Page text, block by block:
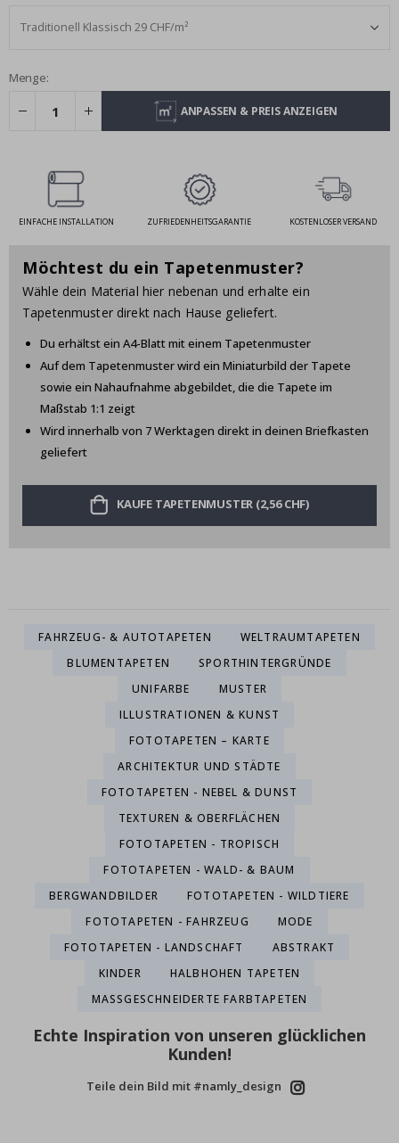
Menge:
ANPASSEN & PREIS ANZEIGEN
EINFACHE INSTALLATION ZUFRIEDENHEITSGARANTIE KOSTENLOSER VERSAND
Möchtest du ein Tapetenmuster?
Wähle dein Material hier nebenan und erhalte ein
Tapetenmuster direkt nach Hause geliefert.
Du erhältst ein A4-Blatt mit einem Tapetenmuster
Auf dem Tapetenmuster wird ein Miniaturbild der Tapete
sowie ein Nahaufnahme abgebildet, die die Tapete im
Maßstab 1:1 zeigt
Wird innerhalb von 7 Werktagen direkt in deinen Briefkasten
geliefert
KAUFE TAPETENMUSTER (2,56 CHF)
FAHRZEUG- & AUTOTAPETEN
WELTRAUMTAPETEN
BLUMENTAPETEN
SPORTHINTERGRÜNDE
UNIFARBE
MUSTER
ILLUSTRATIONEN & KUNST
FOTOTAPETEN – KARTE
ARCHITEKTUR UND STÄDTE
FOTOTAPETEN - NEBEL & DUNST
TEXTUREN & OBERFLÄCHEN
FOTOTAPETEN - TROPISCH
FOTOTAPETEN - WALD- & BAUM
BERGWANDBILDER
FOTOTAPETEN - WILDTIERE
FOTOTAPETEN - FAHRZEUG
MODE
FOTOTAPETEN - LANDSCHAFT
ABSTRAKT
KINDER
HALBHOHEN TAPETEN
MASSGESCHNEIDERTE FARBTAPETEN
Echte Inspiration von unseren glücklichen
Kunden!
Teile dein Bild mit #namly_design